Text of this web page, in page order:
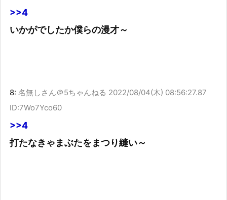
>>4
いかがでしたか僕らの漫才～
8: 名無しさん＠5ちゃんねる 2022/08/04(木) 08:56:27.87
ID:7Wo7Yco60
>>4
打たなきゃまぶたをまつり縫い～